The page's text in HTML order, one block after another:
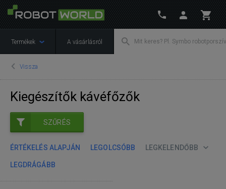
Termékek A vásárlásról
Vissza
Kiegészítők kávéfőzők
SZŰRÉS
ÉRTÉKELÉS ALAPJÁN LEGOLCSÓBB LEGKELENDŐBB
LEGDRÁGÁBB